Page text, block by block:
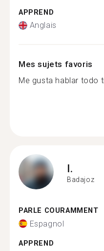
APPREND
Anglais
Mes sujets favoris
Me gusta hablar todo
I.
Badajoz
PARLE COURAMMENT
Espagnol
APPREND